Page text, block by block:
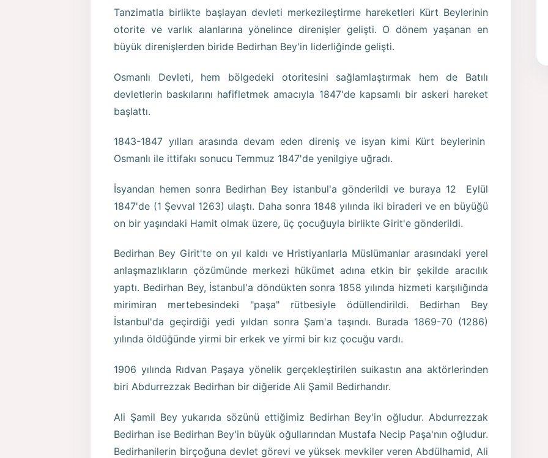
Tanzimatla birlikte başlayan devleti merkezileştirme hareketleri Kürt Beylerinin
otorite ve varlık alanlarına yönelince direnişler gelişti. O dönem yaşanan en
büyük direnişlerden biride Bedirhan Bey'in liderliğinde gelişti.
Osmanlı Devleti, hem bölgedeki otoritesini sağlamlaştırmak hem de Batılı
devletlerin baskılarını hafifletmek amacıyla 1847'de kapsamlı bir askeri hareket
başlattı.
1843-1847 yılları arasında devam eden direniş ve isyan kimi Kürt beylerinin
Osmanlı ile ittifakı sonucu Temmuz 1847'de yenilgiye uğradı.
İsyandan hemen sonra Bedirhan Bey istanbul'a gönderildi ve buraya 12 Eylül
1847'de (1 Şevval 1263) ulaştı. Daha sonra 1848 yılında iki biraderi ve en büyüğü
on bir yaşındaki Hamit olmak üzere, üç çocuğuyla birlikte Girit'e gönderildi.
Bedirhan Bey Girit'te on yıl kaldı ve Hristiyanlarla Müslümanlar arasındaki yerel
anlaşmazlıkların çözümünde merkezi hükümet adına etkin bir şekilde aracılık
yaptı. Bedirhan Bey, İstanbul'a döndükten sonra 1858 yılında hizmeti karşılığında
mirimiran mertebesindeki "paşa" rütbesiyle ödüllendirildi. Bedirhan Bey
İstanbul'da geçirdiği yedi yıldan sonra Şam'a taşındı. Burada 1869-70 (1286)
yılında öldüğünde yirmi bir erkek ve yirmi bir kız çocuğu vardı.
1906 yılında Rıdvan Paşaya yönelik gerçekleştirilen suikastın ana aktörlerinden
biri Abdurrezzak Bedirhan bir diğeride Ali Şamil Bedirhandır.
Ali Şamil Bey yukarıda sözünü ettiğimiz Bedirhan Bey'in oğludur. Abdurrezzak
Bedirhan ise Bedirhan Bey'in büyük oğullarından Mustafa Necip Paşa'nın oğludur.
Bedirhanilerin birçoğuna devlet görevi ve yüksek mevkiler veren Abdülhamid, Ali